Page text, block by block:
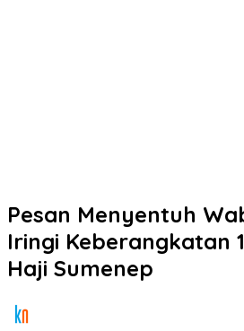
Pesan Menyentuh
Iringi Keberangkatan
Haji Sumenep